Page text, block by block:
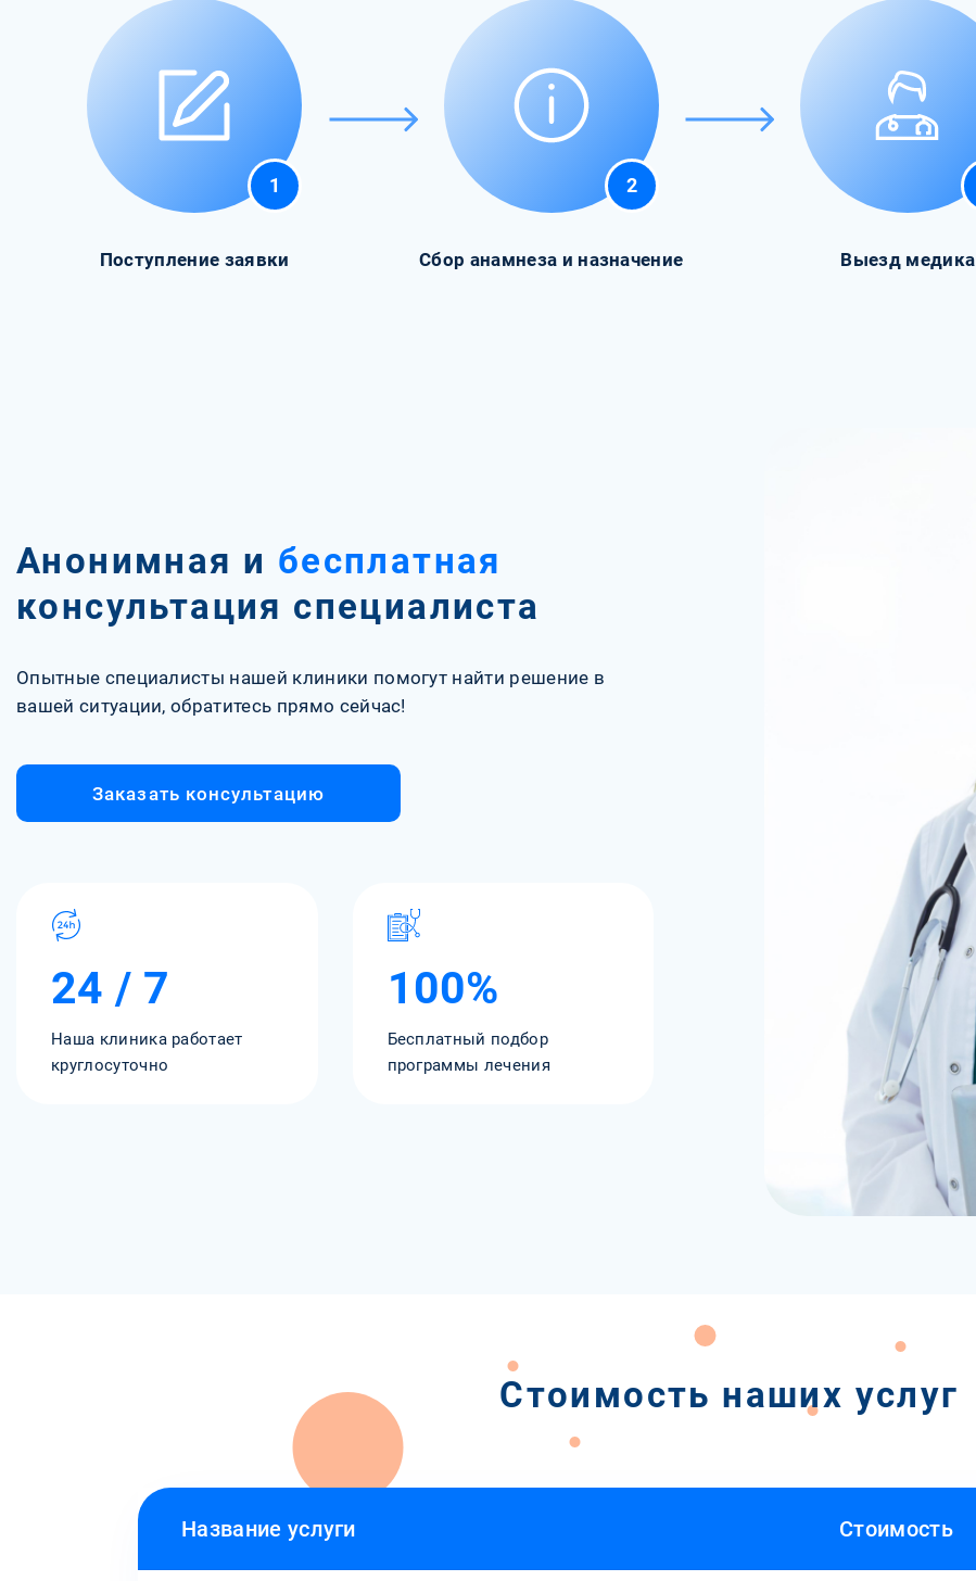
1
Поступление заявки
2
Сбор анамнеза и назначение Выезд медика
Анонимная и бесплатная
консультация специалиста
Опытные специалисты нашей клиники помогут найти решение в
вашей ситуации, обратитесь прямо сейчас!
Заказать консультацию
24 / 7
Наша клиника работает
круглосуточно
100%
Бесплатный подбор
программы лечения
Стоимость наших услуг
Название услуги Стоимость